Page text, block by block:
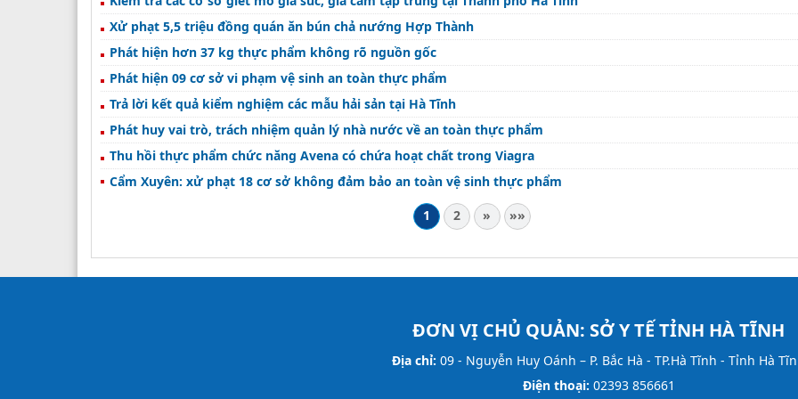
Xử phạt 5,5 triệu đồng quán ăn bún chả nướng Hợp Thành
Phát hiện hơn 37 kg thực phẩm không rõ nguồn gốc
Phát hiện 09 cơ sở vi phạm vệ sinh an toàn thực phẩm
Trả lời kết quả kiểm nghiệm các mẫu hải sản tại Hà Tĩnh
Phát huy vai trò, trách nhiệm quản lý nhà nước về an toàn thực phẩm
Thu hồi thực phẩm chức năng Avena có chứa hoạt chất trong Viagra
Cẩm Xuyên: xử phạt 18 cơ sở không đảm bảo an toàn vệ sinh thực phẩm
1
2 » »»
ĐƠN VỊ CHỦ QUẢN: SỞ Y TẾ TỈNH HÀ TĨNH
Địa chỉ: 09 - Nguyễn Huy Oánh – P. Bắc Hà - TP.Hà Tĩnh - Tỉnh Hà
Điện thoại: 02393 856661